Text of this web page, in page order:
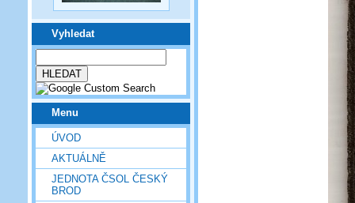
Vyhledat
Menu
ÚVOD
AKTUÁLNĚ
JEDNOTA ČSOL ČESKÝ
BROD